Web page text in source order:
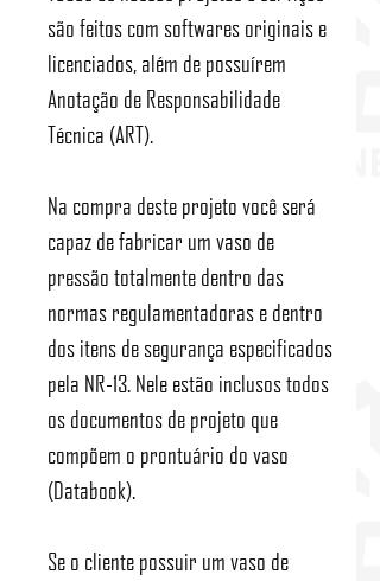
são feitos com softwares originais e
licenciados, além de possuírem
Anotação de Responsabilidade
Técnica (ART).
Na compra deste projeto você será
capaz de fabricar um vaso de
pressão totalmente dentro das
normas regulamentadoras e dentro
dos itens de segurança especificados
pela NR-13. Nele estão inclusos todos
os documentos de projeto que
compõem o prontuário do vaso
(Databook).
Se o cliente possuir um vaso de